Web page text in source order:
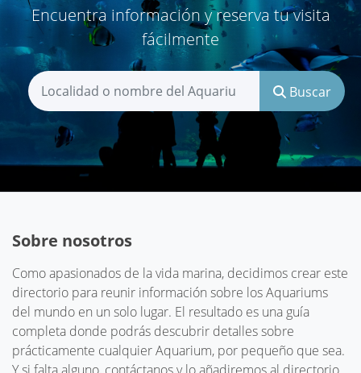
Encuentra información y reserva tu visita
fácilmente
Buscar
Sobre nosotros
Como apasionados de la vida marina, decidimos crear este
directorio para reunir información sobre los Aquariums
del mundo en un solo lugar. El resultado es una guía
completa donde podrás descubrir detalles sobre
prácticamente cualquier Aquarium, por pequeño que sea.